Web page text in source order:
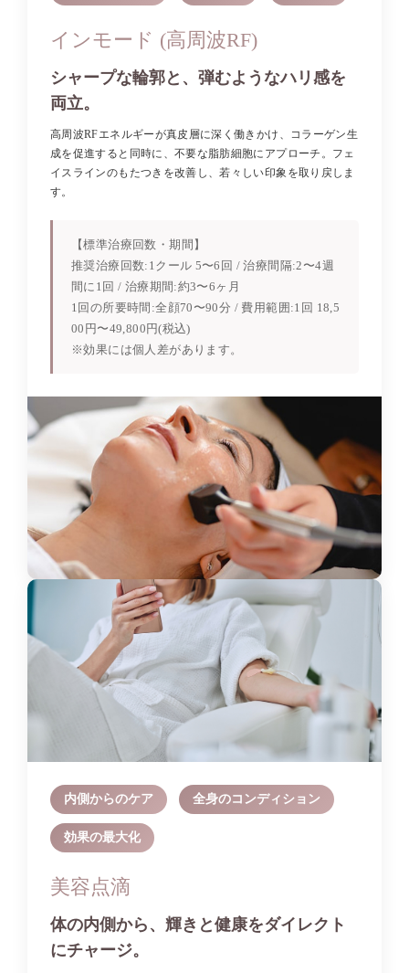
インモード (高周波RF)
シャープな輪郭と、弾むようなハリ感を
両立。
高周波RFエネルギーが真皮層に深く働きかけ、コラーゲン生
成を促進すると同時に、不要な脂肪細胞にアプローチ。フェ
イスラインのもたつきを改善し、若々しい印象を取り戻しま
す。
【標準治療回数・期間】
推奨治療回数:1クール 5〜6回 / 治療間隔:2〜4週
間に1回 / 治療期間:約3〜6ヶ月
1回の所要時間:全顔70〜90分 / 費用範囲:1回 18,5
00円〜49,800円(税込)
※効果には個人差があります。
内側からのケア 全身のコンディション
効果の最大化
美容点滴
体の内側から、輝きと健康をダイレクト
にチャージ。